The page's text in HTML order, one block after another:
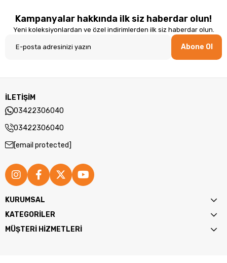
temizlik deneyimi yaşayabilirsiniz.
Kampanyalar hakkında ilk siz haberdar olun!
Yeni koleksiyonlardan ve özel indirimlerden ilk siz haberdar olun.
Abone Ol
İLETİŞİM
03422306040
03422306040
[email protected]
KURUMSAL
KATEGORİLER
MÜŞTERİ HİZMETLERİ